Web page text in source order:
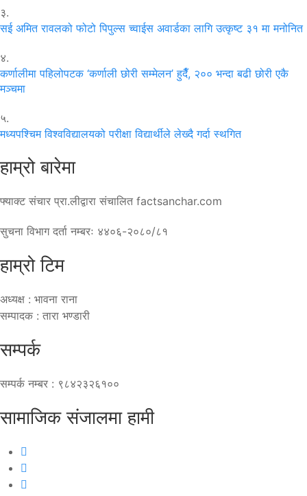
३.
सई अमित रावलको फोटो पिपुल्स च्वाईस अवार्डका लागि उत्कृष्ट ३१ मा मनोनित
४.
कर्णालीमा पहिलोपटक ‘कर्णाली छोरी सम्मेलन’ हुदैँ, २०० भन्दा बढी छोरी एकै
मञ्चमा
५.
मध्यपश्चिम विश्वविद्यालयको परीक्षा विद्यार्थीले लेख्दै गर्दा स्थगित
हाम्रो बारेमा
फ्याक्ट संचार प्रा.लीद्वारा संचालित factsanchar.com
सुचना विभाग दर्ता नम्बरः ४४०६-२०८०/८१
हाम्रो टिम
अध्यक्ष : भावना राना
सम्पादक : तारा भण्डारी
सम्पर्क
सम्पर्क नम्बर : ९८४२३२६१००
सामाजिक संजालमा हामी